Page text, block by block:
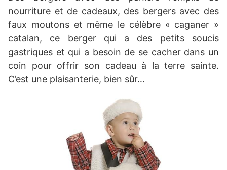
nourriture et de cadeaux, des bergers avec des
faux moutons et même le célèbre « caganer »
catalan, ce berger qui a des petits soucis
gastriques et qui a besoin de se cacher dans un
coin pour offrir son cadeau à la terre sainte.
C’est une plaisanterie, bien sûr…